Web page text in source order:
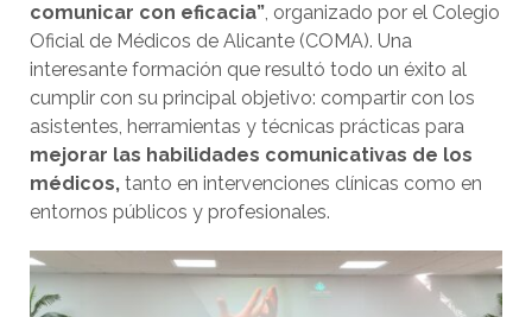
comunicar con eficacia”, organizado por el Colegio
Oficial de Médicos de Alicante (COMA). Una
interesante formación que resultó todo un éxito al
cumplir con su principal objetivo: compartir con los
asistentes, herramientas y técnicas prácticas para
mejorar las habilidades comunicativas de los
médicos, tanto en intervenciones clínicas como en
entornos públicos y profesionales.